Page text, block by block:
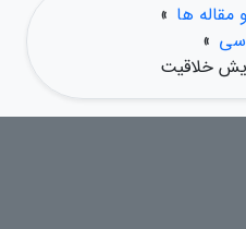
مقاله ها »
»